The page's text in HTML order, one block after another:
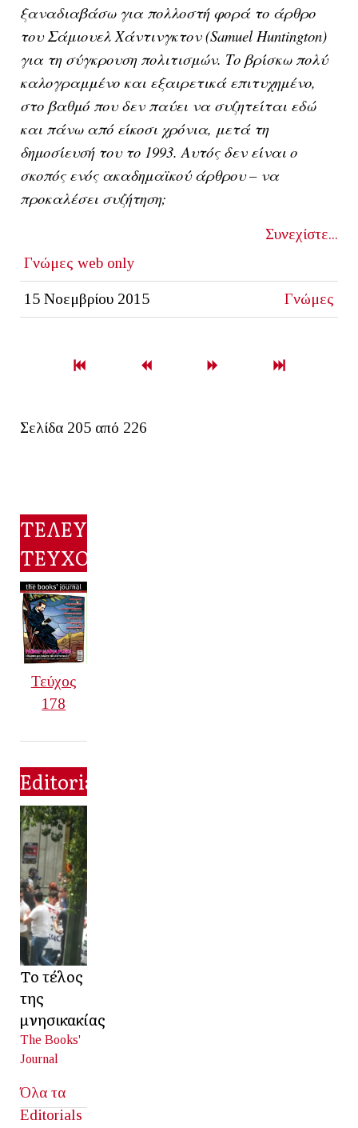
ξαναδιαβάσω για πολλοστή φορά το άρθρο
του Σάμιουελ Χάντινγκτον (Samuel Huntington)
για τη σύγκρουση πολιτισμών. Το βρίσκω πολύ
καλογραμμένο και εξαιρετικά επιτυχημένο,
στο βαθμό που δεν παύει να συζητείται εδώ
και πάνω από είκοσι χρόνια, μετά τη
δημοσίευσή του το 1993. Αυτός δεν είναι ο
σκοπός ενός ακαδημαϊκού άρθρου – να
προκαλέσει συζήτηση;
Συνεχίστε...
Γνώμες web only
15 Νοεμβρίου 2015 Γνώμες
Σελίδα 205 από 226
ΤΕΛΕΥΤΑΙΟ
ΤΕΥΧΟΣ
Τεύχος
178
Editorial
Το τέλος
της
μνησικακίας
The Books'
Journal
Όλα τα
Editorials